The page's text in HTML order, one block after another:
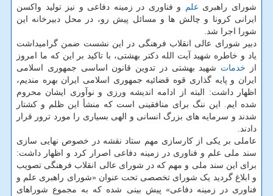
شورای راهبری علم
و فناوری در زمینه دفاعی و نیز تولید واکسن
ایرانی کرونا و چالش ها و مسائل پیش رو، در محل دبیرخانه این
شورا اجرا شد.
دبیر شورای عالی انقلاب فرهنگی در این نشست ضمن گرامیداشت
یاد و خاطره شهید آیت الله دکتر بهشتی، با تاکید بر این که ما امروز
از خدمات شهید بهشتی در تدوین قانون اساسی جمهوری اسلامی
ایران و پایه گذاری قوه قضائیه جمهوری اسلامی ایران بهره مندیم،
اظهار داشت: البته از ادامه اندیشه ورزی و نوآوری ایشان محروم
شده ایم. این ننگ برای منافقینی است که منشأ این ظلم و کشتار
شدند و سرمایه های بزرگ انسانی و الهی بسیاری را مورد ترور قرار
دادند.
عاملی بر یکی از کارسازی مهم ستاد نقشه در خصوص نهایی سازی
سند ملی علم و فناوری در زمینه دفاعی اصرار کرد و اظهار داشت:
برای این سند ملی و مهم که در شورای عالی انقلاب فرهنگی تصویب
و ابلاغ گردید یک شورای تخصصی تحت عنوان «شورای راهبری علم و
فناوری در زمینه دفاعی» پیش بینی شده که به مجموع شوراهای